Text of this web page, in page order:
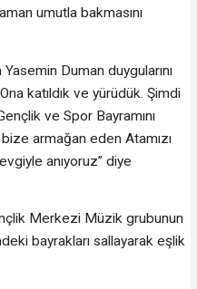
umutla bakmasını
Duman duygularını
katıldık ve yürüdük. Şimdi
ve Spor Bayramını
armağan eden Atamızı
anıyoruz” diye
Merkezi Müzik grubunun
bayrakları sallayarak eşlik